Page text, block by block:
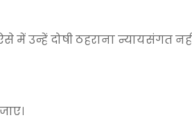
में उन्हें दोषी ठहराना न्यायसंगत